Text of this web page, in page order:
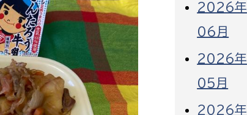
2026年
06月
2026年
05月
2026年